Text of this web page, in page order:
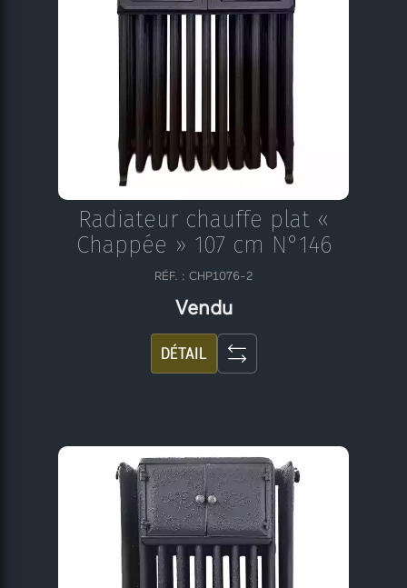
Radiateur chauffe plat «
Chappée » 107 cm N°146
RÉF. : CHP1076-2
Vendu
DÉTAIL